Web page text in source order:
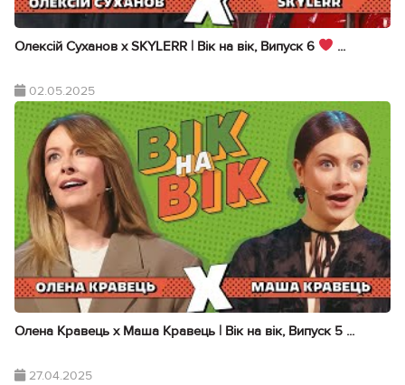
Олексій Суханов х SKYLERR | Вік на вік, Випуск 6 ...
02.05.2025
Олена Кравець х Маша Кравець | Вік на вік, Випуск 5 ...
27.04.2025